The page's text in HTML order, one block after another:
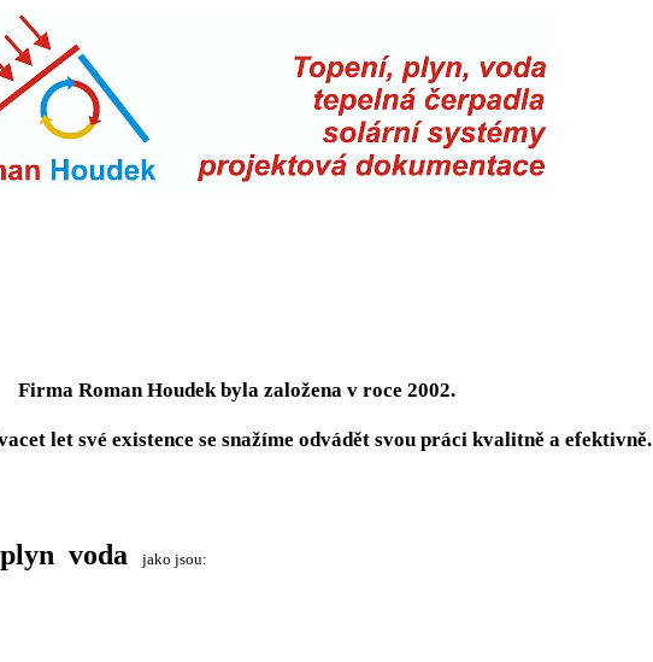
Firma Roman Houdek byla založena v roce 2002.
let své existence se snažíme odvádět svou práci kvalitně a efektivně.
voda jako jsou: